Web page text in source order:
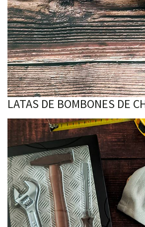
LATAS DE BOMBONES DE